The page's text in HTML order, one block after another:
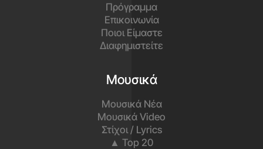
Πρόγραμμα
Επικοινωνία
Ποιοι Είμαστε
Διαφημιστείτε
Μουσικά
Μουσικά Νέα
Μουσικά Video
Στίχοι / Lyrics
▲ Top 20